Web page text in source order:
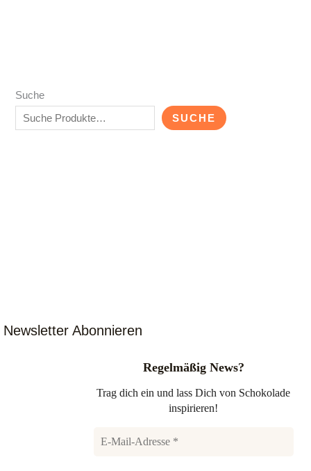
Suche
SUCHE
Newsletter Abonnieren
Regelmäßig News?
Trag dich ein und lass Dich von Schokolade
inspirieren!